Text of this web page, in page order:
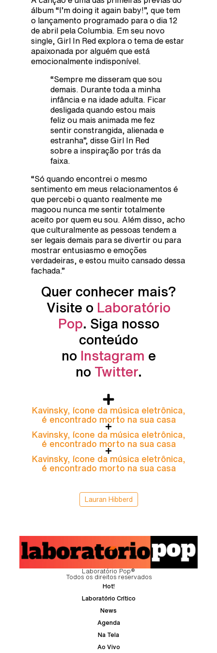
álbum “I’m doing it again baby!”, que tem
o lançamento programado para o dia 12
de abril pela Columbia. Em seu novo
single, Girl In Red explora o tema de estar
apaixonada por alguém que está
emocionalmente indisponível.
“Sempre me disseram que sou
demais. Durante toda a minha
infância e na idade adulta. Ficar
desligada quando estou mais
feliz ou mais animada me fez
sentir constrangida, alienada e
estranha”, disse Girl In Red
sobre a inspiração por trás da
faixa.
“Só quando encontrei o mesmo
sentimento em meus relacionamentos é
que percebi o quanto realmente me
magoou nunca me sentir totalmente
aceito por quem eu sou. Além disso, acho
que culturalmente as pessoas tendem a
ser legais demais para se divertir ou para
mostrar entusiasmo e emoções
verdadeiras, e estou muito cansado dessa
fachada.”
Quer conhecer mais?
Visite o Laboratório
Pop. Siga nosso
conteúdo
no Instagram e
no Twitter.
Kavinsky, ícone da música eletrônica,
é encontrado morto na sua casa
Kavinsky, ícone da música eletrônica,
é encontrado morto na sua casa
Kavinsky, ícone da música eletrônica,
é encontrado morto na sua casa
Lauran Hibberd
Laboratório Pop®
Todos os direitos reservados
Hot!
Laboratório Crítico
News
Agenda
Na Tela
Ao Vivo